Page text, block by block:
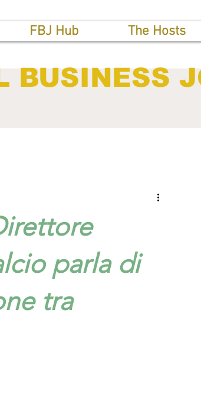
FBJ Hub The Hosts
BUSINESS
parla di
tra